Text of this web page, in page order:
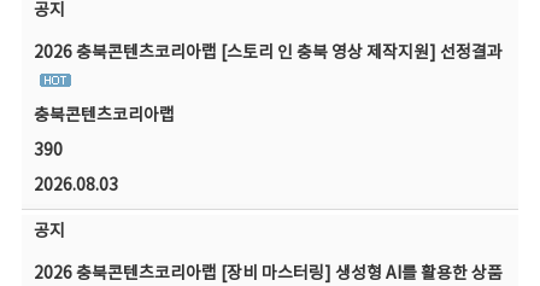
공지
2026 충북콘텐츠코리아랩 [스토리 인 충북 영상 제작지원] 선정결과
충북콘텐츠코리아랩
390
2026.08.03
공지
2026 충북콘텐츠코리아랩 [장비 마스터링] 생성형 AI를 활용한 상품